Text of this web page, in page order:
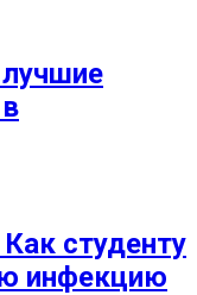
студенту
инфекцию